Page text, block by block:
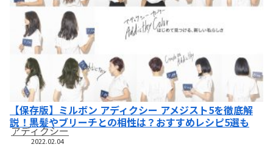
【保存版】ミルボン アディクシー アメジスト5を徹底解
説！黒髪やブリーチとの相性は？おすすめレシピ5選も
アディクシー
2022.02.04